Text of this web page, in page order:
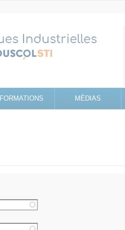
FORMATIONS MÉDIAS